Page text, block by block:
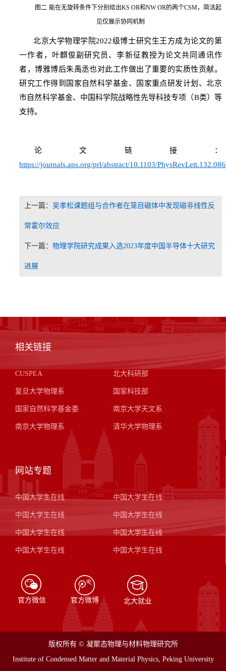
图二 能在无旋转条件下分别给出KS OR和NW OR的两个CSM，简洁起
见仅展示协同机制
北京大学物理学院2022级博士研究生王方成为论文的第
一作者，叶麒俊副研究员、李新征教授为论文共同通讯作
者，博雅博后朱禹丞也对此工作做出了重要的实质性贡献。
研究工作得到国家自然科学基金、国家重点研发计划、北京
市自然科学基金、中国科学院战略性先导科技专项（B类）等
支持。
论文链接：
https://journals.aps.org/prl/abstract/10.1103/
上一篇：吴孝松课题组与合作者在笼目磁体中发现磁非线性反
常霍尔效应
下一篇：物理学院研究成果入选2023年度中国半导体十大研究
进展
相关链接
CUSPEA 北大科研部
复旦大学物理系 国家科技部
国家自然科学基金委 南京大学天文系
南京大学物理系 清华大学物理系
网站专题
中国大学生在线 中国大学生在线
中国大学生在线 中国大学生在线
中国大学生在线 中国大学生在线
中国大学生在线 中国大学生在线
官方微信 官方微博 北大就业
版权所有 © 凝聚态物理与材料物理研究所
Institute of Condensed Matter and Material Physics, Peking University